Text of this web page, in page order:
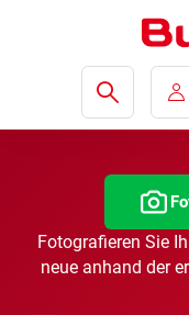
Fotografieren Sie
neue anhand der